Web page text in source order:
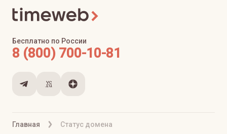
Главная Статус домена
Бесплатно по России
8 (800) 700-10-81